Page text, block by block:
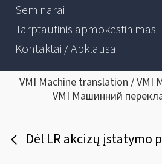
Seminarai
Tarptautinis apmokestinimas
Kontaktai / Apklausa
VMI Machine translation /
VMI Машинний
Dėl LR akcizų įstatymo